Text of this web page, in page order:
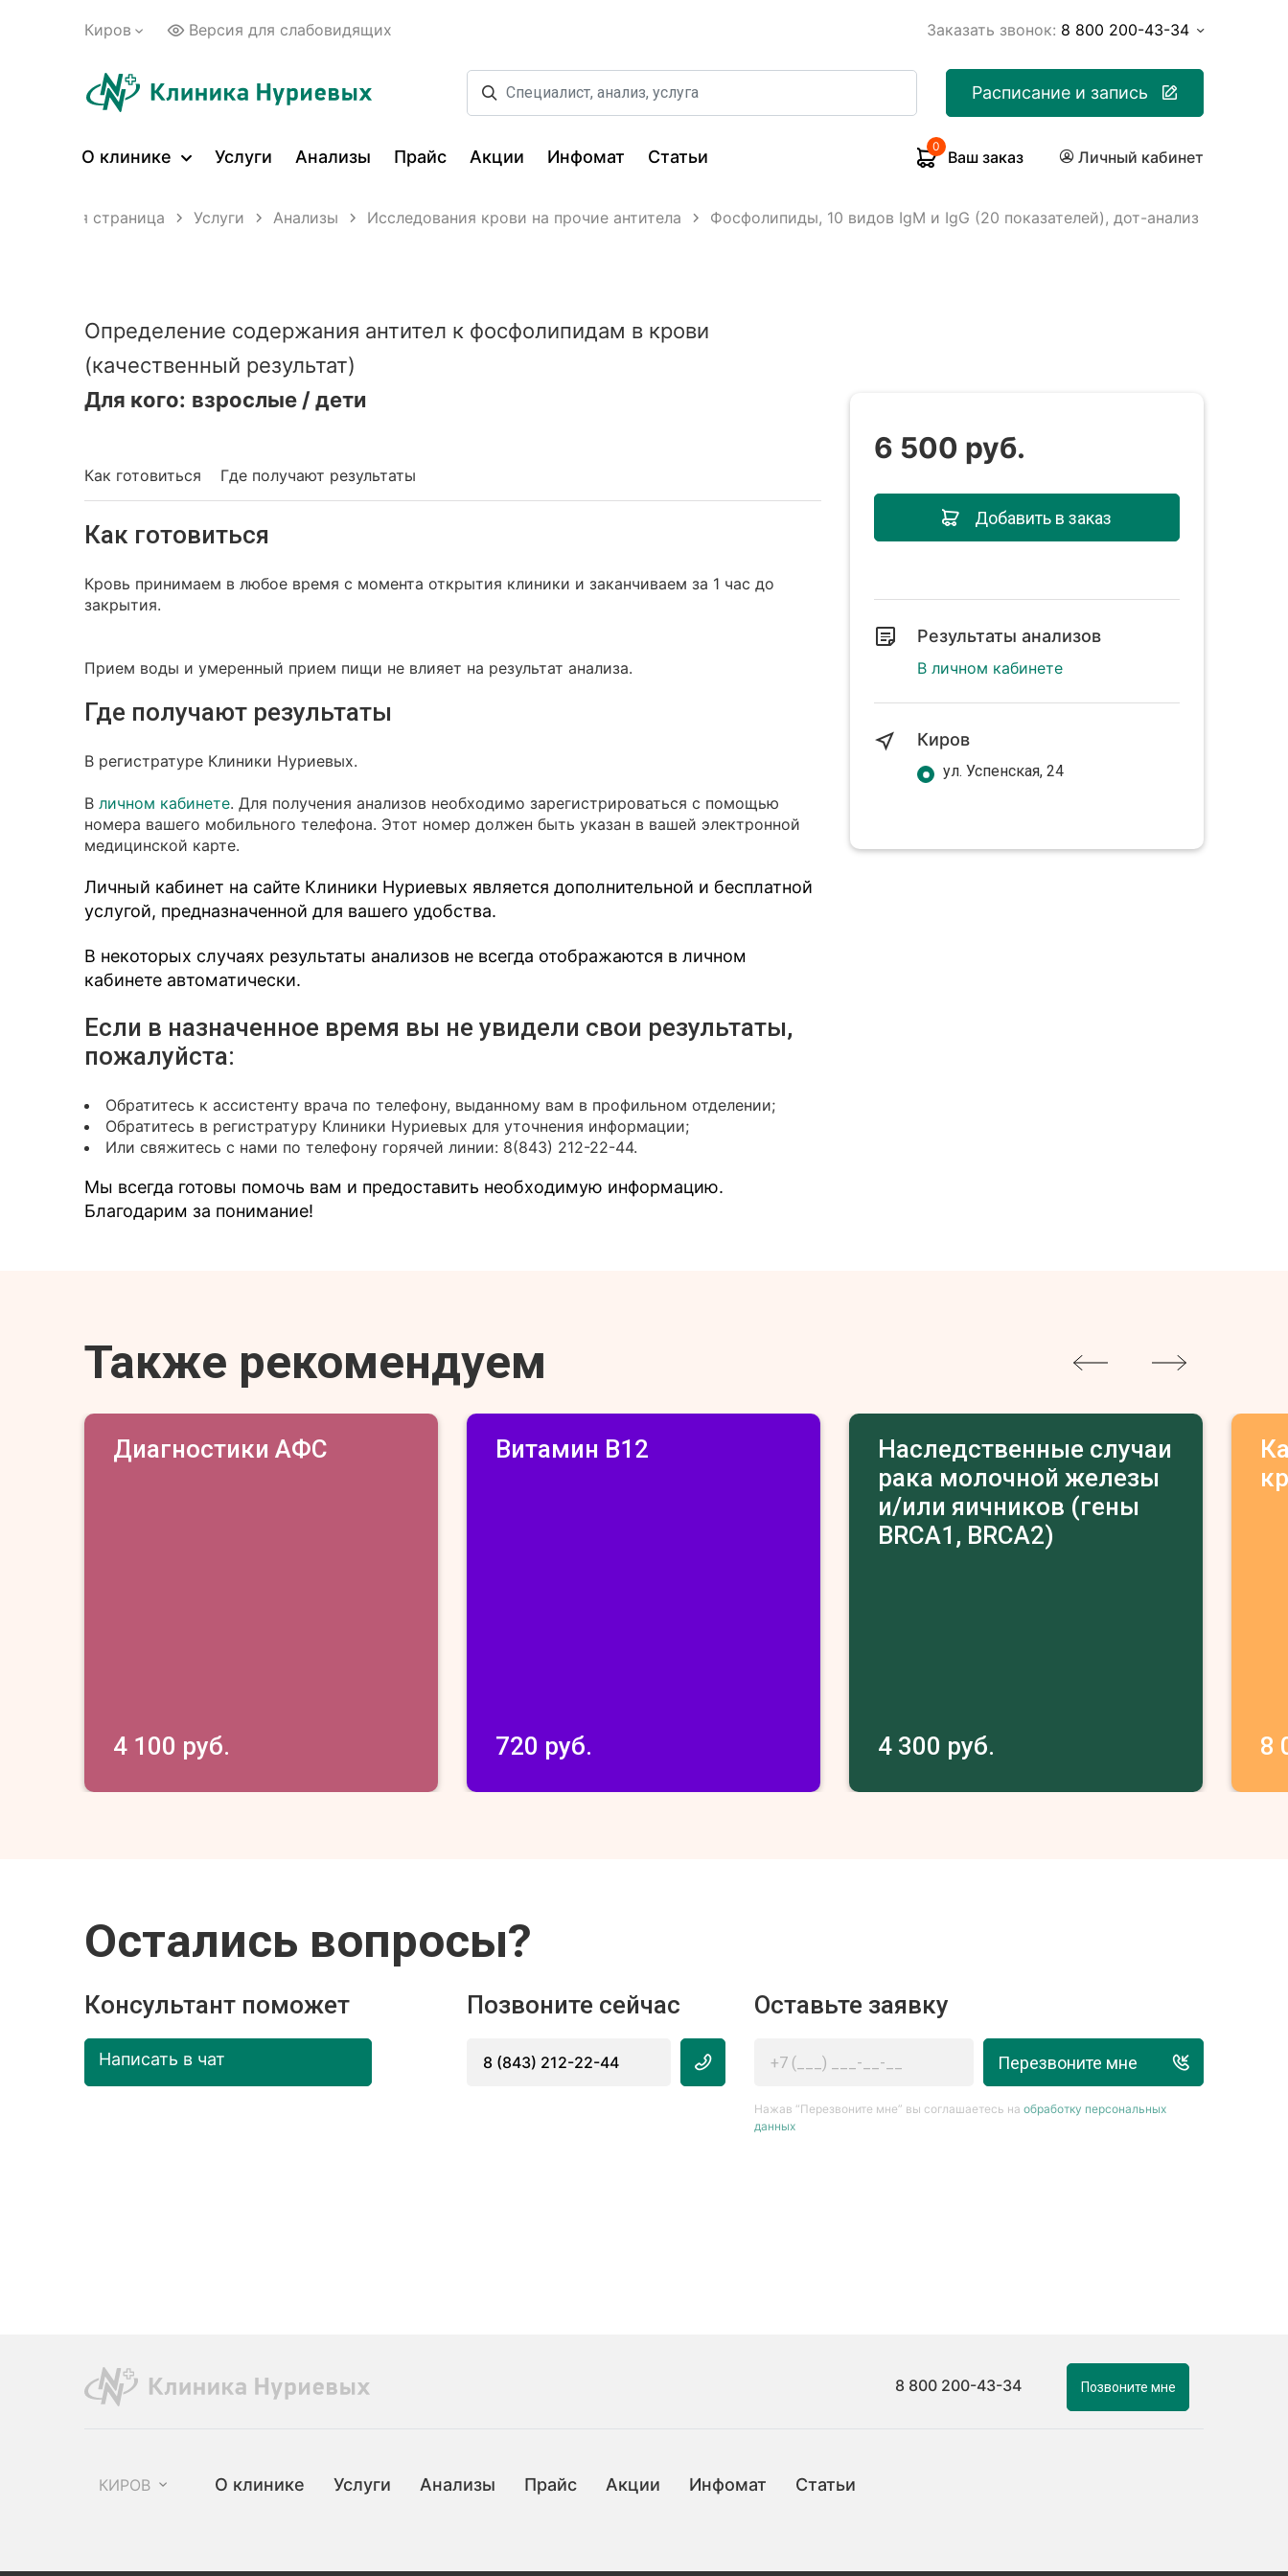
Киров Версия для слабовидящих Заказать звонок: 8 800 200-43-34
Расписание и запись
О клинике Услуги Анализы Прайс Акции Инфомат Статьи
0
Ваш заказ Личный кабинет
Главная страница Услуги Анализы Исследования крови на прочие антитела Фосфолипиды, 10 видов IgM и IgG (20 показателей), дот-анализ
Определение содержания антител к фосфолипидам в крови
(качественный результат)
Для кого: взрослые / дети
Как готовиться Где получают результаты
Как готовиться
Кровь принимаем в любое время с момента открытия клиники и заканчиваем за 1 час до
закрытия.
Прием воды и умеренный прием пищи не влияет на результат анализа.
Где получают результаты
В регистратуре Клиники Нуриевых.
В личном кабинете. Для получения анализов необходимо зарегистрироваться с помощью
номера вашего мобильного телефона. Этот номер должен быть указан в вашей электронной
медицинской карте.
Личный кабинет на сайте Клиники Нуриевых является дополнительной и бесплатной
услугой, предназначенной для вашего удобства.
В некоторых случаях результаты анализов не всегда отображаются в личном
кабинете автоматически.
Если в назначенное время вы не увидели свои результаты,
пожалуйста:
Обратитесь к ассистенту врача по телефону, выданному вам в профильном отделении;
Обратитесь в регистратуру Клиники Нуриевых для уточнения информации;
Или свяжитесь с нами по телефону горячей линии: 8(843) 212-22-44.
Мы всегда готовы помочь вам и предоставить необходимую информацию.
Благодарим за понимание!
6 500 руб.
Добавить в заказ
Результаты анализов
В личном кабинете
Киров
ул. Успенская, 24
Также рекомендуем
Диагностики АФС
4 100 руб.
Витамин В12
720 руб.
Наследственные случаи
рака молочной железы
и/или яичников (гены
BRCA1, BRCA2)
4 300 руб. 8
Остались вопросы?
Консультант поможет
Написать в чат
Позвоните сейчас
8 (843) 212-22-44
Оставьте заявку
Перезвоните мне
Нажав “Перезвоните мне” вы соглашаетесь на обработку персональных
данных
8 800 200-43-34 Позвоните мне
КИРОВ О клинике Услуги Анализы Прайс Акции Инфомат Статьи